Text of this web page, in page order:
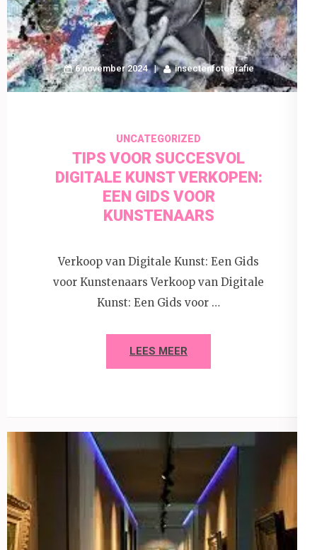
6 november 2024 insectenfotografie
UNCATEGORIZED
TIPS VOOR SUCCESVOL
DIGITALE KUNST VERKOPEN:
EEN GIDS VOOR
KUNSTENAARS
Verkoop van Digitale Kunst: Een Gids
voor Kunstenaars Verkoop van Digitale
Kunst: Een Gids voor …
LEES MEER